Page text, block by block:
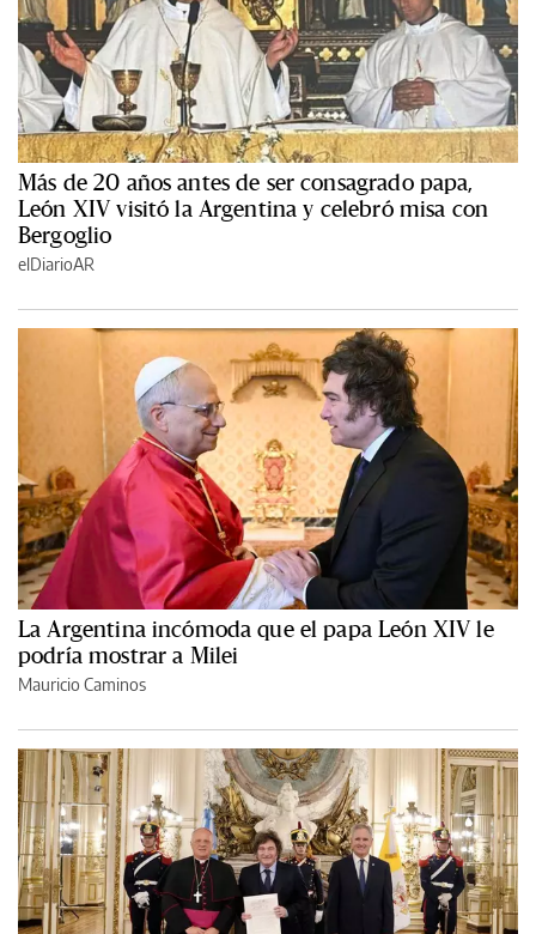
Más de 20 años antes de ser consagrado papa,
León XIV visitó la Argentina y celebró misa con
Bergoglio
elDiarioAR
La Argentina incómoda que el papa León XIV le
podría mostrar a Milei
Mauricio Caminos